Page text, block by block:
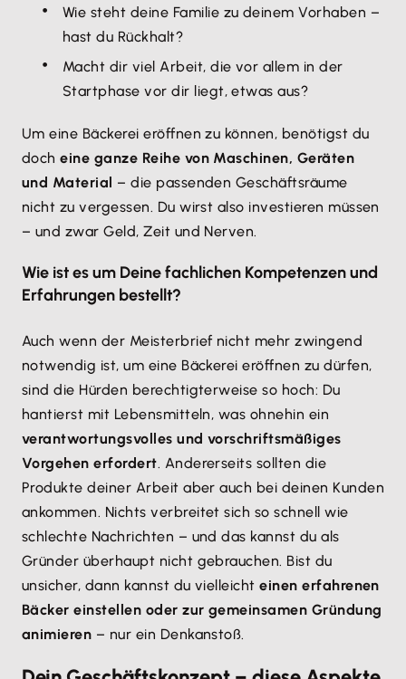
Wie steht deine Familie zu deinem Vorhaben –
hast du Rückhalt?
Macht dir viel Arbeit, die vor allem in der
Startphase vor dir liegt, etwas aus?
Um eine Bäckerei eröffnen zu können, benötigst du
docheine ganze Reihe von Maschinen, Geräten
und Material – die passenden Geschäftsräume
nicht zu vergessen. Du wirst also investieren müssen
– und zwar Geld, Zeit und Nerven.
Wie ist es um Deine fachlichen Kompetenzen und
Erfahrungen bestellt?
Auch wenn der Meisterbrief nicht mehr zwingend
notwendig ist, um eine Bäckerei eröffnen zu dürfen,
sind die Hürden berechtigterweise so hoch: Du
hantierst mit Lebensmitteln, was ohnehin ein
verantwortungsvolles und vorschriftsmäßiges
Vorgehen erfordert. Andererseits sollten die
Produkte deiner Arbeit aber auch bei deinen Kunden
ankommen. Nichts verbreitet sich so schnell wie
schlechte Nachrichten – und das kannst du als
Gründer überhaupt nicht gebrauchen. Bist du
unsicher, dann kannst du vielleichteinen erfahrenen
Bäcker einstellen oder zur gemeinsamen Gründung
animieren – nur ein Denkanstoß.